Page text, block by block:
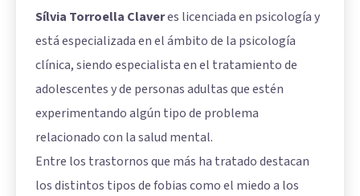
Sílvia Torroella Claveres licenciada en psicología y
está especializada en el ámbito de la psicología
clínica, siendo especialista en el tratamiento de
adolescentes y de personas adultas que estén
experimentando algún tipo de problema
relacionado con la salud mental.
Entre los trastornos que más ha tratado destacan
los distintos tipos de fobias como el miedo a los